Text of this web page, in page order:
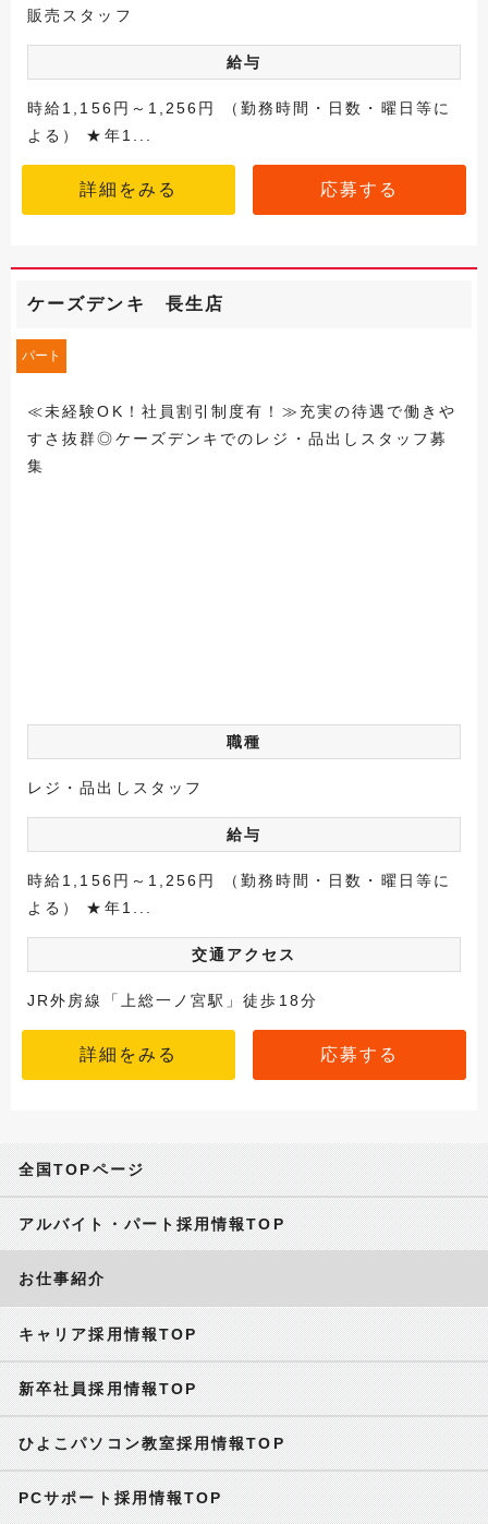
販売スタッフ
給与
時給1,156円～1,256円 （勤務時間・日数・曜日等に
よる） ★年1...
詳細をみる 応募する
ケーズデンキ 長生店
パート
≪未経験OK！社員割引制度有！≫充実の待遇で働きや
すさ抜群◎ケーズデンキでのレジ・品出しスタッフ募
集
職種
レジ・品出しスタッフ
給与
時給1,156円～1,256円 （勤務時間・日数・曜日等に
よる） ★年1...
交通アクセス
JR外房線「上総一ノ宮駅」徒歩18分
詳細をみる 応募する
全国TOPページ
アルバイト・パート採用情報TOP
お仕事紹介
キャリア採用情報TOP
新卒社員採用情報TOP
ひよこパソコン教室採用情報TOP
PCサポート採用情報TOP